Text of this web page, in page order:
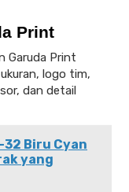
Print
Garuda Print
logo tim,
dan detail
Biru Cyan
yang